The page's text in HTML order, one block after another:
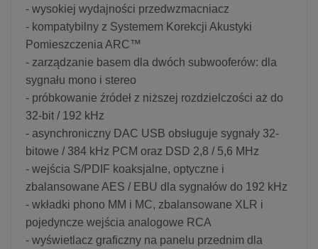
- wysokiej wydajności przedwzmacniacz
- kompatybilny z Systemem Korekcji Akustyki
Pomieszczenia ARC™
- zarządzanie basem dla dwóch subwooferów: dla
sygnału mono i stereo
- próbkowanie źródeł z niższej rozdzielczości aż do
32-bit / 192 kHz
- asynchroniczny DAC USB obsługuje sygnały 32-
bitowe / 384 kHz PCM oraz DSD 2,8 / 5,6 MHz
- wejścia S/PDIF koaksjalne, optyczne i
zbalansowane AES / EBU dla sygnałów do 192 kHz
- wkładki phono MM i MC, zbalansowane XLR i
pojedyncze wejścia analogowe RCA
- wyświetlacz graficzny na panelu przednim dla